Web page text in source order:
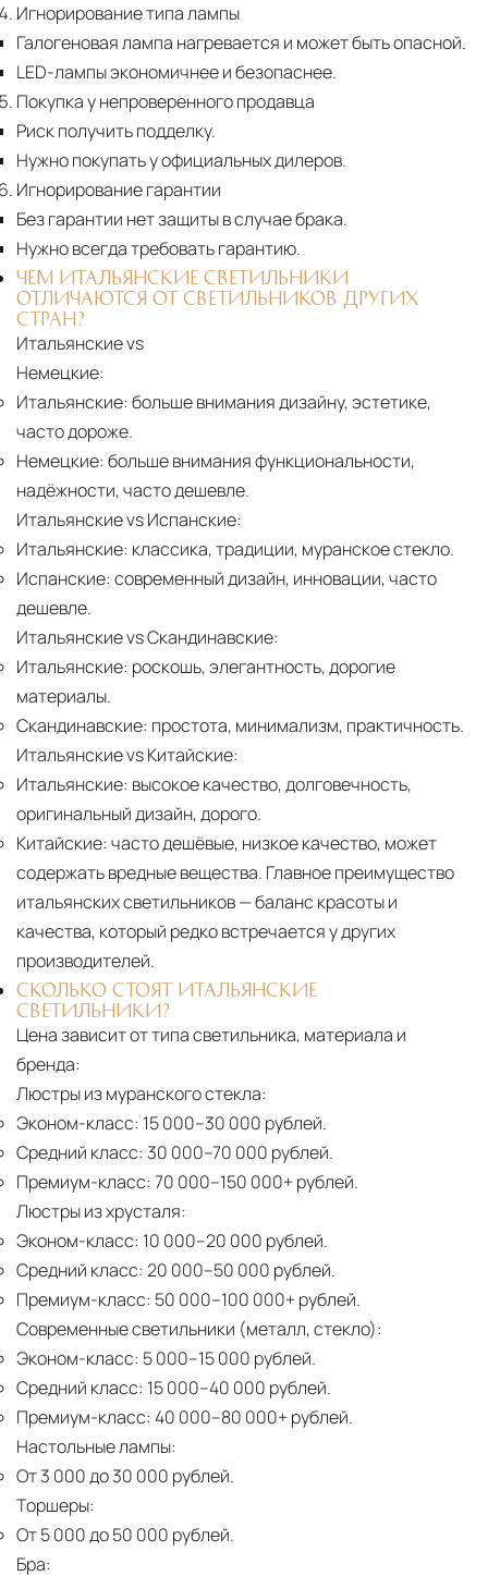
Игнорирование типа лампы
Галогеновая лампа нагревается и может быть опасной.
LED-лампы экономичнее и безопаснее.
Покупка у непроверенного продавца
Риск получить подделку.
Нужно покупать у официальных дилеров.
Игнорирование гарантии
Без гарантии нет защиты в случае брака.
Нужно всегда требовать гарантию.
ЧЕМ ИТАЛЬЯНСКИЕ СВЕТИЛЬНИКИ
ОТЛИЧАЮТСЯ ОТ СВЕТИЛЬНИКОВ ДРУГИХ
СТРАН?
Итальянские vs
Немецкие:
Итальянские: больше внимания дизайну, эстетике,
часто дороже.
Немецкие: больше внимания функциональности,
надёжности, часто дешевле.
Итальянские vs Испанские:
Итальянские: классика, традиции, муранское стекло.
Испанские: современный дизайн, инновации, часто
дешевле.
Итальянские vs Скандинавские:
Итальянские: роскошь, элегантность, дорогие
материалы.
Скандинавские: простота, минимализм, практичность.
Итальянские vs Китайские:
Итальянские: высокое качество, долговечность,
оригинальный дизайн, дорого.
Китайские: часто дешёвые, низкое качество, может
содержать вредные вещества. Главное преимущество
итальянских светильников — баланс красоты и
качества, который редко встречается у других
производителей.
СКОЛЬКО СТОЯТ ИТАЛЬЯНСКИЕ
СВЕТИЛЬНИКИ?
Цена зависит от типа светильника, материала и
бренда:
Люстры из муранского стекла:
Эконом-класс: 15 000–30 000 рублей.
Средний класс: 30 000–70 000 рублей.
Премиум-класс: 70 000–150 000+ рублей.
Люстры из хрусталя:
Эконом-класс: 10 000–20 000 рублей.
Средний класс: 20 000–50 000 рублей.
Премиум-класс: 50 000–100 000+ рублей.
Современные светильники (металл, стекло):
Эконом-класс: 5 000–15 000 рублей.
Средний класс: 15 000–40 000 рублей.
Премиум-класс: 40 000–80 000+ рублей.
Настольные лампы:
От 3 000 до 30 000 рублей.
Торшеры:
От 5 000 до 50 000 рублей.
Бра: